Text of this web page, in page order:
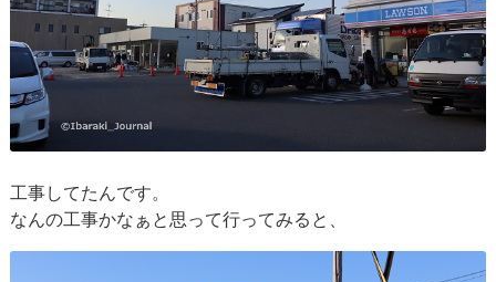
工事してたんです。
なんの工事かなぁと思って行ってみると、